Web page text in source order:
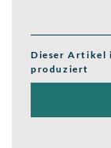
Dieser Artikel
produziert